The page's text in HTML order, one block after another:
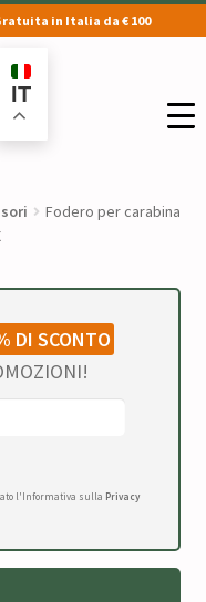
in Italia da € 100
IT
Fodero per carabina
DI SCONTO
l'Informativa sulla Privacy